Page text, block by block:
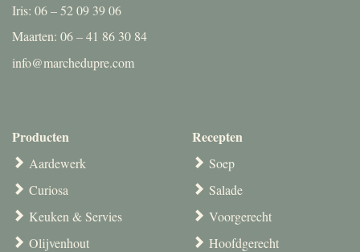
Iris: 06 – 52 09 39 06
Maarten: 06 – 41 86 30 84
info@marchedupre.com
Producten
Aardewerk
Curiosa
Keuken & Servies
Olijvenhout
Recepten
Soep
Salade
Voorgerecht
Hoofdgerecht